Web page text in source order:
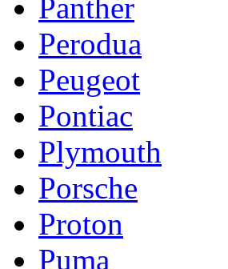
Panther
Perodua
Peugeot
Pontiac
Plymouth
Porsche
Proton
Puma